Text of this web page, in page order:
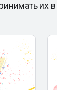
их